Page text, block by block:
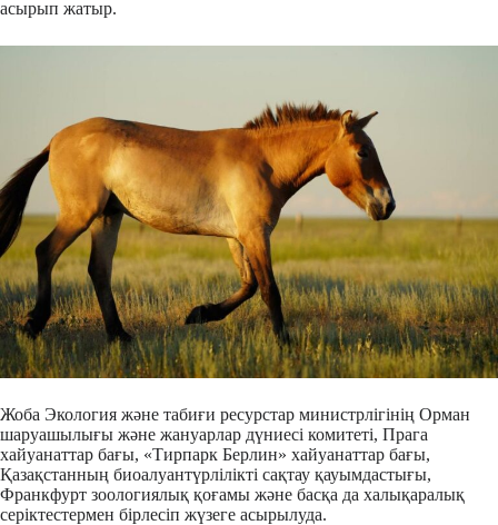
асырып жатыр.
Жоба Экология және табиғи ресурстар министрлігінің Орман
шаруашылығы және жануарлар дүниесі комитеті, Прага
хайуанаттар бағы, «Тирпарк Берлин» хайуанаттар бағы,
Қазақстанның биоалуантүрлілікті сақтау қауымдастығы,
Франкфурт зоологиялық қоғамы және басқа да халықаралық
серіктестермен бірлесіп жүзеге асырылуда.